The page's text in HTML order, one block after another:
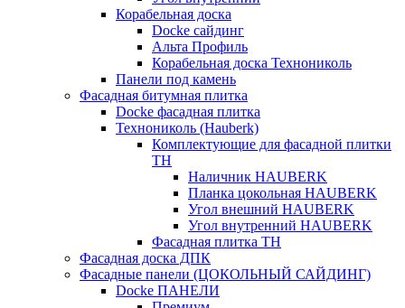
Корабельная доска
Docke сайдинг
Альта Профиль
Корабельная доска Технониколь
Панели под камень
Фасадная битумная плитка
Docke фасадная плитка
Технониколь (Hauberk)
Комплектующие для фасадной плитки
ТН
Наличник HAUBERK
Планка цокольная HAUBERK
Угол внешний HAUBERK
Угол внутренний HAUBERK
Фасадная плитка ТН
Фасадная доска ДПК
Фасадные панели (ЦОКОЛЬНЫЙ САЙДИНГ)
Docke ПАНЕЛИ